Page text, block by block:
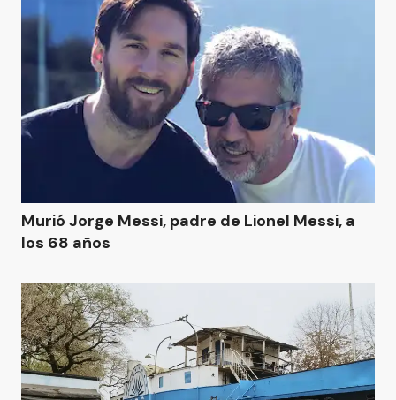
Murió Jorge Messi, padre de Lionel Messi, a
los 68 años